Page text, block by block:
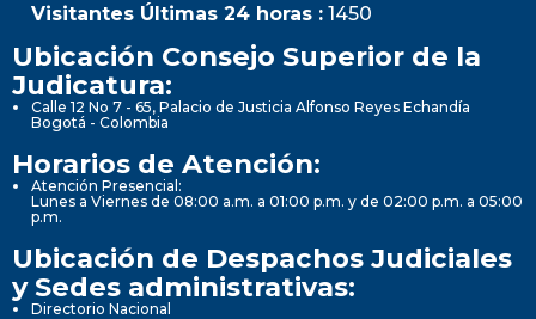
Visitantes Últimas 24 horas : 1450
Ubicación Consejo Superior de la
Judicatura:
Calle 12 No 7 - 65, Palacio de Justicia Alfonso Reyes Echandía
Bogotá - Colombia
Horarios de Atención:
Atención Presencial:
Lunes a Viernes de 08:00 a.m. a 01:00 p.m. y de 02:00 p.m. a 05:00
p.m.
Ubicación de Despachos Judiciales
y Sedes administrativas:
Directorio Nacional